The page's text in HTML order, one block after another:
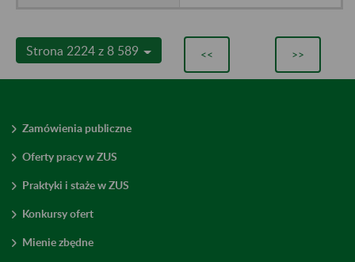
Strona 2224 z 8 589 << >>
Zamówienia publiczne
Oferty pracy w ZUS
Praktyki i staże w ZUS
Konkursy ofert
Mienie zbędne